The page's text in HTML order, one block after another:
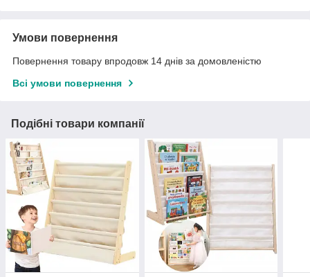
Умови повернення
Повернення товару впродовж 14 днів за домовленістю
Всі умови повернення
Подібні товари компанії